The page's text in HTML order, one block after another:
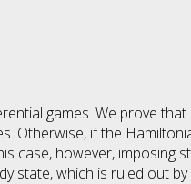
games. We prove
Otherwise, if the
case, however, imposing
state, which is ruled out